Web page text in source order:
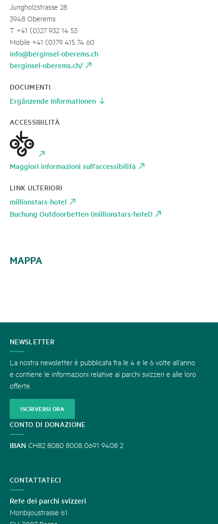
Jungholzstrasse 28
3948 Oberems
T +41 (0)27 932 14 53
Mobile +41 (0)79 415 74 60
info@berginsel-oberems.ch
berginsel-oberems.ch/
DOCUMENTI
Ergänzende Informationen
ACCESSIBILITÀ
Maggiori informazioni sull'accessibilità
LINK ULTERIORI
millionstars-hotel
Buchung Outdoorbetten (millionstars-hotel)
MAPPA
CONTATTATECI
NEWSLETTER
La nostra newsletter è pubblicata fra le 4 e le 6 volte all’anno
e contiene le informazioni relative ai parchi svizzeri e alle loro
offerte.
ISCRIVERSI ORA
CONTO DI DONAZIONE
IBAN CH82 8080 8008 0691 9408 2
CONTATTATECI
Rete dei parchi svizzeri
Monbijoustrasse 61